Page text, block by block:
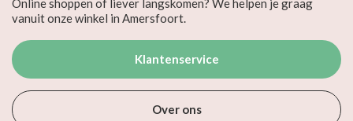
Online shoppen of liever langskomen? We helpen je graag
vanuit onze winkel in Amersfoort.
Klantenservice
Over ons